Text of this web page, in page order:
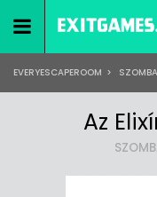
EVERYESCAPEROOM >
Az